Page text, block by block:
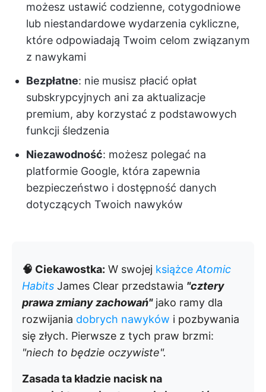
możesz ustawić codzienne, cotygodniowe
lub niestandardowe wydarzenia cykliczne,
które odpowiadają Twoim celom związanym
z nawykami
Bezpłatne: nie musisz płacić opłat
subskrypcyjnych ani za aktualizacje
premium, aby korzystać z podstawowych
funkcji śledzenia
Niezawodność: możesz polegać na
platformie Google, która zapewnia
bezpieczeństwo i dostępność danych
dotyczących Twoich nawyków
🧠 Ciekawostka: W swojej książce Atomic
Habits James Clear przedstawia "cztery
prawa zmiany zachowań"jako ramy dla
rozwijania dobrych nawyków i pozbywania
się złych. Pierwsze z tych praw brzmi:
"niech to będzie oczywiste".
Zasada ta kładzie nacisk na